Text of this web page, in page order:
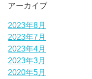
アーカイブ
2023年8月
2023年7月
2023年4月
2023年3月
2020年5月